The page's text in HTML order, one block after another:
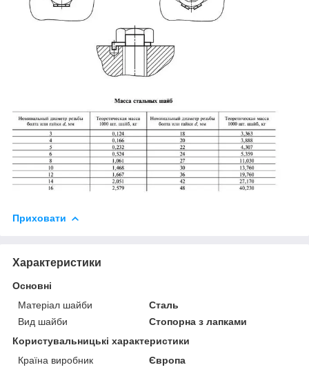
Приховати
Характеристики
Основні
Матеріал шайби
Сталь
Вид шайби
Стопорна з лапками
Користувальницькі характеристики
Країна виробник
Європа